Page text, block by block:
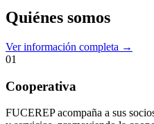
Quiénes somos
Ver información completa →
01
Cooperativa
FUCEREP acompaña a sus